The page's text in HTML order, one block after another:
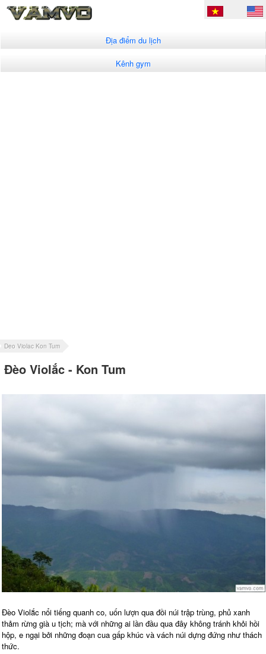
Địa điểm du lịch
Kênh gym
Deo Violac Kon Tum
Đèo Violắc - Kon Tum
Đèo Violắc nổi tiếng quanh co, uốn lượn qua đồi núi trập trùng, phủ xanh
thảm rừng già u tịch; mà với những ai lần đầu qua đây không tránh khỏi hồi
hộp, e ngại bởi những đoạn cua gấp khúc và vách núi dựng đứng như thách
thức.